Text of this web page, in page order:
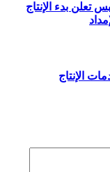
تعلن بدء الإنتاج
الإنتاج